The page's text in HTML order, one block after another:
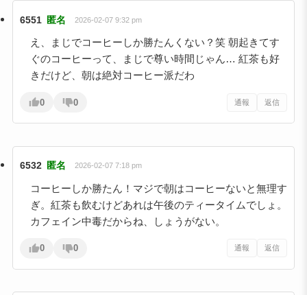
6551 匿名 2026-02-07 9:32 pm
え、まじでコーヒーしか勝たんくない？笑 朝起きてす
ぐのコーヒーって、まじで尊い時間じゃん… 紅茶も好
きだけど、朝は絶対コーヒー派だわ
0 0 通報 返信
6532 匿名 2026-02-07 7:18 pm
コーヒーしか勝たん！マジで朝はコーヒーないと無理す
ぎ。紅茶も飲むけどあれは午後のティータイムでしょ。
カフェイン中毒だからね、しょうがない。
0 0 通報 返信